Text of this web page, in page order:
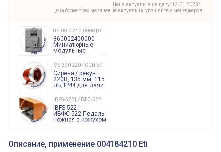
Цена актуальна на дату: 12.01.2023г.
Цена более трех месяцев не актуальна, уточняйте у менеджеров
86.00.0.240.0000 | 860002400000
860002400000
Миниатюрные
модульные
таймеры Finder, 12-
240 Вольт AC/DC
Finder
86.00.0.240.0000
MS-390-220 / ССП-390 220В
Сирена / ревун
220В, 135 мм, 115
дБ, IP44 для дачи
производства 220
Вольт звук ситены
"пожарная
тревога"
IBFS-522 | ИБФС-522
IBFS-522 |
ИБФС-522 Педаль
ножная с кожухом
двойная,
15Ампер 250В
XVR13M05L
Маячок
Описание, применение 004184210 Eti